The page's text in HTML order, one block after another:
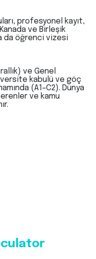
profesyonel kayıt,
ve Birleşik
da öğrenci vizesi
ve Genel
kabulü ve göç
(A1–C2). Dünya
ve kamu